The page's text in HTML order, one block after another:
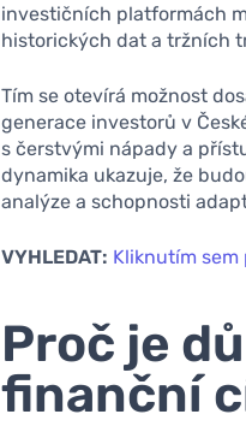
investičních platformách
historických dat a tržních
Tím se otevírá možnost
generace investorů v
s čerstvými nápady a
dynamika ukazuje, že
analýze a schopnosti
VYHLEDAT: Kliknutím
Proč je
finanční